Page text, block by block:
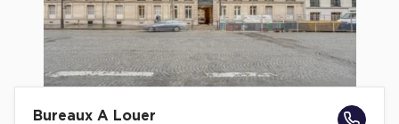
Bureaux A Louer